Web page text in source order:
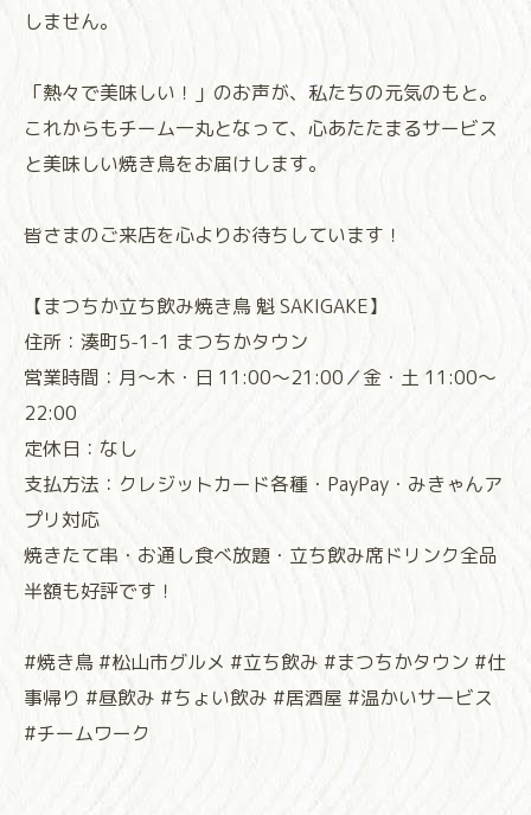
しません。
「熱々で美味しい！」のお声が、私たちの元気のもと。
これからもチーム一丸となって、心あたたまるサービス
と美味しい焼き鳥をお届けします。
皆さまのご来店を心よりお待ちしています！
【まつちか立ち飲み焼き鳥 魁 SAKIGAKE】
住所：湊町5-1-1 まつちかタウン
営業時間：月～木・日 11:00～21:00／金・土 11:00～
22:00
定休日：なし
支払方法：クレジットカード各種・PayPay・みきゃんア
プリ対応
焼きたて串・お通し食べ放題・立ち飲み席ドリンク全品
半額も好評です！
#焼き鳥 #松山市グルメ #立ち飲み #まつちかタウン #仕
事帰り #昼飲み #ちょい飲み #居酒屋 #温かいサービス
#チームワーク